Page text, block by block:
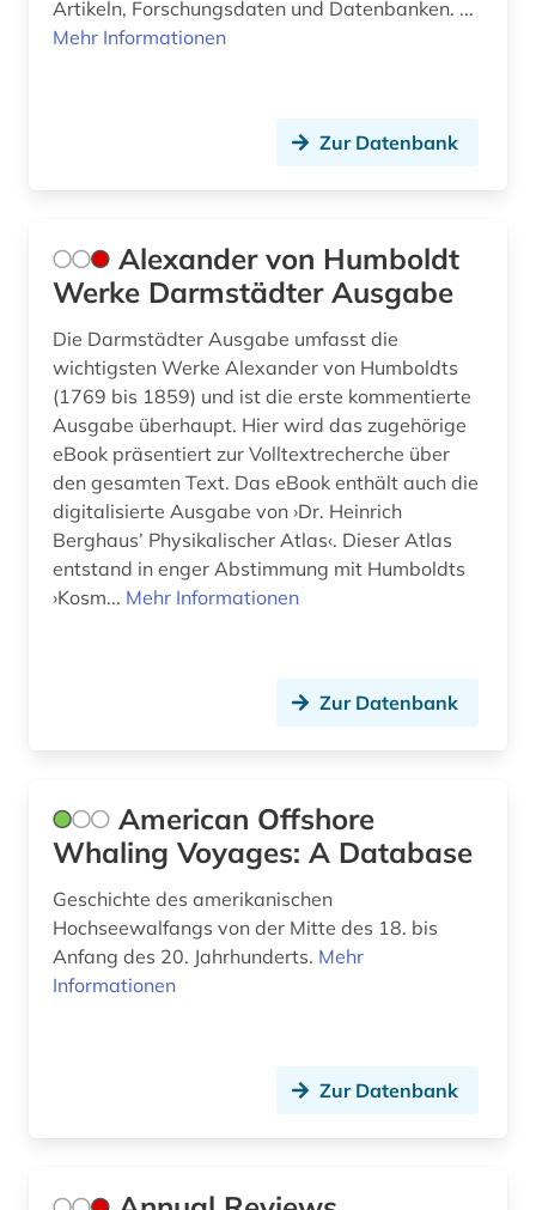
eskimo (1)
ethnologie (1)
europa (1)
europäische union (2)
evolution (2)
evolutionsökologie (1)
evolutionsökologie mariner fische (1)
exogene dynamik (1)
expedition (1)
exponat (1)
fische (2)
fischzucht (2)
Artikeln, Forschungsdaten und Datenbanken. ...
Mehr Informationen
Zur Datenbank
Alexander von Humboldt
Werke Darmstädter Ausgabe
Die Darmstädter Ausgabe umfasst die
wichtigsten Werke Alexander von Humboldts
(1769 bis 1859) und ist die erste kommentierte
Ausgabe überhaupt. Hier wird das zugehörige
eBook präsentiert zur Volltextrecherche über
den gesamten Text. Das eBook enthält auch die
digitalisierte Ausgabe von ›Dr. Heinrich
Berghaus’ Physikalischer Atlas‹. Dieser Atlas
entstand in enger Abstimmung mit Humboldts
›Kosm... Mehr Informationen
Zur Datenbank
American Offshore
Whaling Voyages: A Database
Geschichte des amerikanischen
Hochseewalfangs von der Mitte des 18. bis
Anfang des 20. Jahrhunderts. Mehr
Informationen
Zur Datenbank